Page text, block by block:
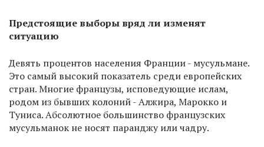
Предстоящие выборы вряд ли изменят
ситуацию
Девять процентов населения Франции - мусульмане.
Это самый высокий показатель среди европейских
стран. Многие французы, исповедующие ислам,
родом из бывших колоний - Алжира, Марокко и
Туниса. Абсолютное большинство французских
мусульманок не носят паранджу или чадру.